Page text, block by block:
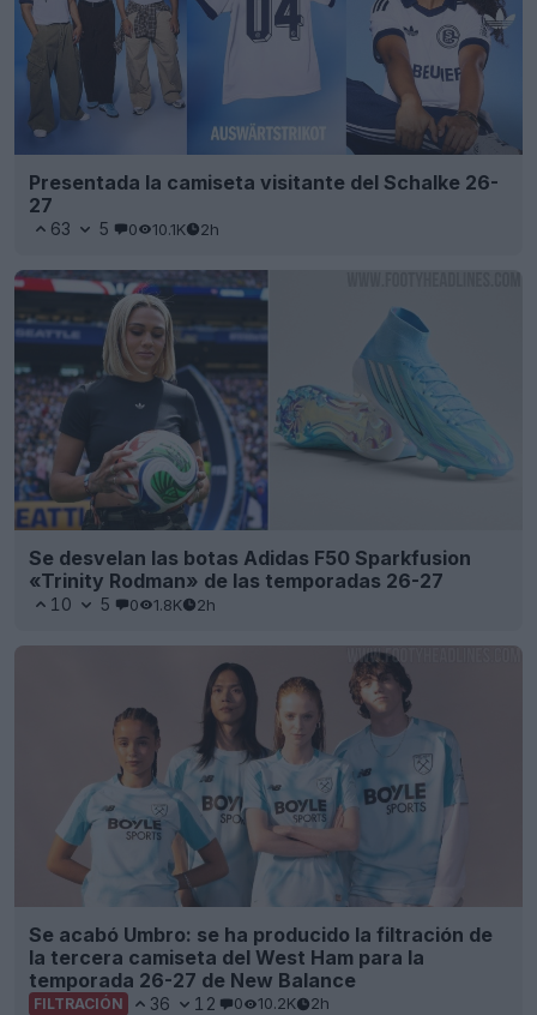
Presentada la camiseta visitante del Schalke 26-
27
63 5 0 10.1K 2h
Se desvelan las botas Adidas F50 Sparkfusion
«Trinity Rodman» de las temporadas 26-27
10 5 0 1.8K 2h
Se acabó Umbro: se ha producido la filtración de
la tercera camiseta del West Ham para la
temporada 26-27 de New Balance
FILTRACIÓN 36 12 0 10.2K 2h